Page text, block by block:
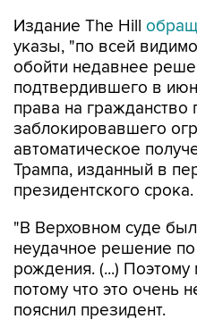
Издание The Hill
указы, "по всей
обойти недавнее
подтвердившего в
права на
заблокировавшего
автоматическое
Трампа, изданный в
президентского срока.
"В Верховном суде
неудачное решение
рождения. (...)
потому что это очень
пояснил президент.